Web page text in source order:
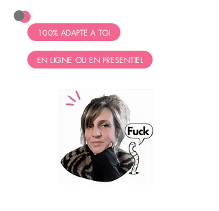
100% ADAPTE A TOI
EN LIGNE OU EN PRESENTIEL
par mois